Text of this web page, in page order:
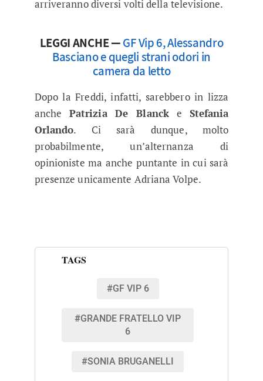
arriveranno diversi volti della televisione.
LEGGI ANCHE —GF Vip 6, Alessandro
Basciano e quegli strani odori in
camera da letto
Dopo la Freddi, infatti, sarebbero in lizza
anche Patrizia De Blancke Stefania
Orlando. Ci sarà dunque, molto
probabilmente, un’alternanza di
opinioniste ma anche puntante in cui sarà
presenze unicamente Adriana Volpe.
TAGS
#GF VIP 6
#GRANDE FRATELLO VIP
6
#SONIA BRUGANELLI